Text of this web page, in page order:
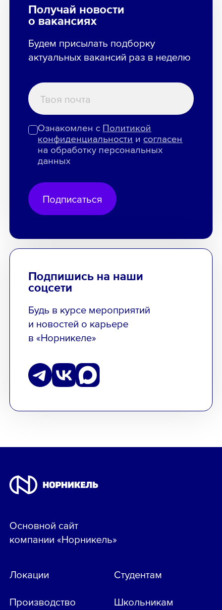
Получай новости
о вакансиях
Будем присылать подборку
актуальных вакансий раз в неделю
Ознакомлен с Политикой
конфиденциальности и согласен
на обработку персональных
данных
Подписаться
Подпишись на наши
соцсети
Будь в курсе мероприятий
и новостей о карьере
в «Норникеле»
Основной сайт
компании «Норникель»
Локации
Производство
Студентам
Школьникам